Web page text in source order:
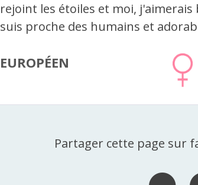
rejoint les étoiles et moi,
suis proche des humains et
EUROPÉEN
Partager cette page sur